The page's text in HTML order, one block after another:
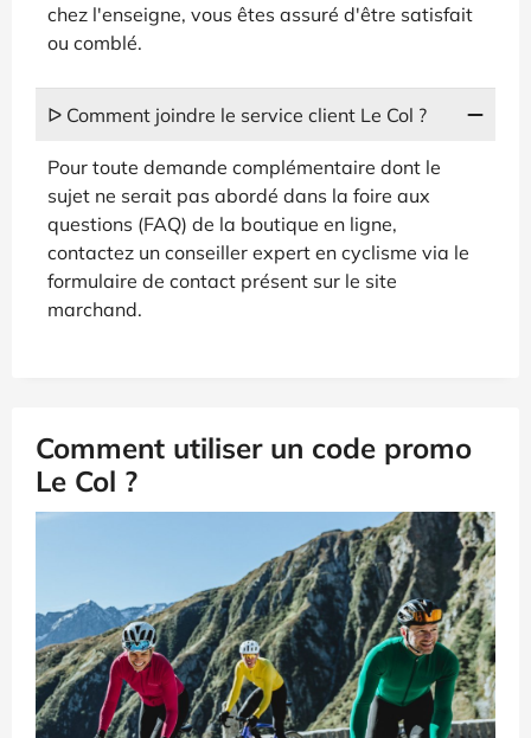
chez l'enseigne, vous êtes assuré d'être satisfait
ou comblé.
ᐅ Comment joindre le service client Le Col ?
Pour toute demande complémentaire dont le
sujet ne serait pas abordé dans la foire aux
questions (FAQ) de la boutique en ligne,
contactez un conseiller expert en cyclisme via le
formulaire de contact présent sur le site
marchand.
Comment utiliser un code promo
Le Col ?